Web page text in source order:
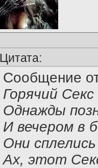
Цитата:
Сообщение
Горячий
Однажды
И вечером в
Они
Ах, этот